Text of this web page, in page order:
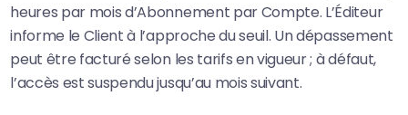
heures par mois d’Abonnement par Compte. L’Éditeur
informe le Client à l’approche du seuil. Un dépassement
peut être facturé selon les tarifs en vigueur ; à défaut,
l’accès est suspendu jusqu’au mois suivant.